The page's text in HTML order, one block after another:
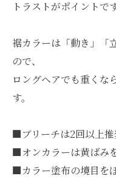
トラストがポイントです
裾カラーは「動き」「
ので、
ロングヘアでも重くな
す。
■ブリーチは2回以上
■オンカラーは黄ばみ
■カラー塗布の境目を